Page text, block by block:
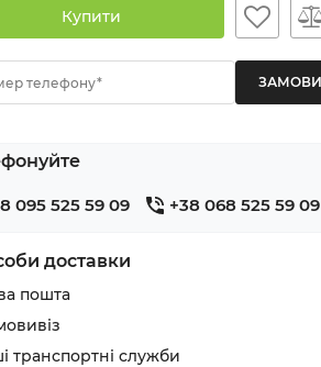
Купити
телефону*
095 525 59 09 +38 068 525 59 09
доставки
пошта
транспортні служби